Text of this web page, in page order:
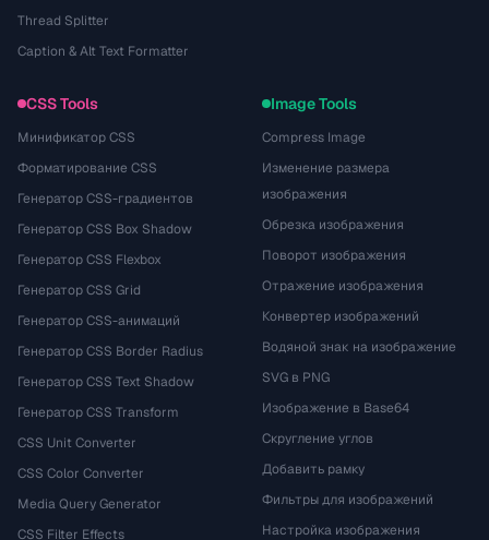
Thread Splitter
Caption & Alt Text Formatter
CSS Tools
Минификатор CSS
Форматирование CSS
Генератор CSS-градиентов
Генератор CSS Box Shadow
Генератор CSS Flexbox
Генератор CSS Grid
Генератор CSS-анимаций
Генератор CSS Border Radius
Генератор CSS Text Shadow
Генератор CSS Transform
CSS Unit Converter
CSS Color Converter
Media Query Generator
CSS Filter Effects
Image Tools
Compress Image
Изменение размера
изображения
Обрезка изображения
Поворот изображения
Отражение изображения
Конвертер изображений
Водяной знак на изображение
SVG в PNG
Изображение в Base64
Скругление углов
Добавить рамку
Фильтры для изображений
Настройка изображения